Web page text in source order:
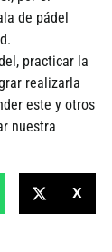
de pádel
practicar la
realizarla
este y otros
nuestra
X